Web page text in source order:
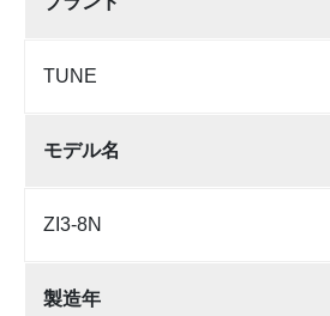
TUNE
モデル名
ZI3-8N
製造年